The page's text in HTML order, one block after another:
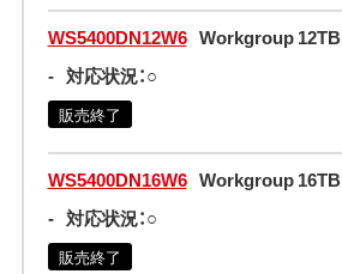
WS5400DN12W6 Workgroup 12TB
- 対応状況：○
販売終了
WS5400DN16W6 Workgroup 16TB
- 対応状況：○
販売終了